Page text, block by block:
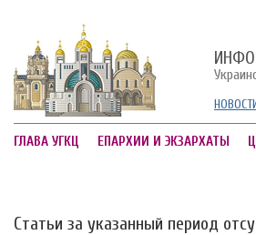
ГЛАВА УГКЦ ЕПАРХИИ И ЭКЗАРХАТЫ
Статьи за указанный период